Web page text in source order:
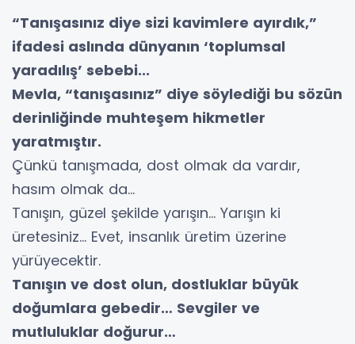
“Tanışasınız diye sizi kavimlere ayırdık,”
ifadesi aslında dünyanın ‘toplumsal
yaradılış’ sebebi...
Mevla, “tanışasınız” diye söylediği bu sözün
derinliğinde muhteşem hikmetler
yaratmıştır.
Çünkü tanışmada, dost olmak da vardır,
hasım olmak da…
Tanışın, güzel şekilde yarışın… Yarışın ki
üretesiniz… Evet, insanlık üretim üzerine
yürüyecektir.
Tanışın ve dost olun, dostluklar büyük
doğumlara gebedir… Sevgiler ve
mutluluklar doğurur…